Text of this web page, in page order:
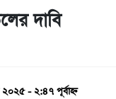
দাবি
২০২৫ - ২:৪৭ পূর্বাহ্ন